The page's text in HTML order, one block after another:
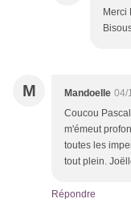
Merci
M Mandoelle 04/
Coucou
m'émeut
toutes les
tout plein.
Répondre